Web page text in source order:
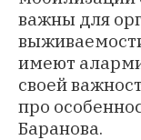
важны для
имеют
своей
про
Баранова.